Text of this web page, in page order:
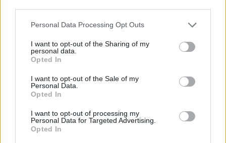
Personal Data Processing Opt Outs
I want to opt-out of the Sharing of my
personal data.
Opted In
I want to opt-out of the Sale of my
Personal Data.
Opted In
I want to opt-out of processing my
Personal Data for Targeted Advertising.
Opted In
nourrir votre soif de connaissance.
Capricorne
Ce jour vous encourage à faire preuve de patience et
de persévérance dans vos démarches. Vos efforts
commencent à porter leurs fruits, mais il est
important de continuer à avancer avec méthode.
intérieure qui vous donne confiance pour prendre
des initiatives importantes. Restez à l’écoute de vos